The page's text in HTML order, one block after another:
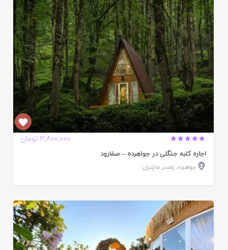
3,800,000 تومان
اجاره کلبه جنگلی در جواهرده – صفارود
جواهر‌ده,رامسر,مازندران